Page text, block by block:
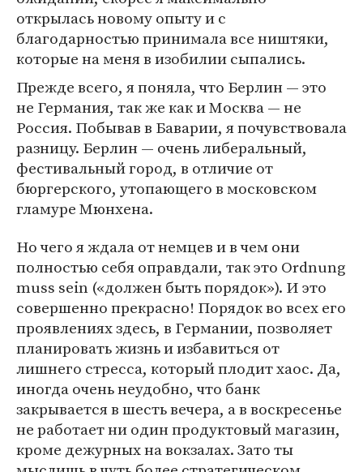
открылась новому опыту и с
благодарностью принимала все ништяки,
которые на меня в изобилии сыпались.
Прежде всего, я поняла, что Берлин — это
не Германия, так же как и Москва — не
Россия. Побывав в Баварии, я почувствовала
разницу. Берлин — очень либеральный,
фестивальный город, в отличие от
бюргерского, утопающего в московском
гламуре Мюнхена.
Но чего я ждала от немцев и в чем они
полностью себя оправдали, так это Ordnung
muss sein («должен быть порядок»). И это
совершенно прекрасно! Порядок во всех его
проявлениях здесь, в Германии, позволяет
планировать жизнь и избавиться от
лишнего стресса, который плодит хаос. Да,
иногда очень неудобно, что банк
закрывается в шесть вечера, а в воскресенье
не работает ни один продуктовый магазин,
кроме дежурных на вокзалах. Зато ты